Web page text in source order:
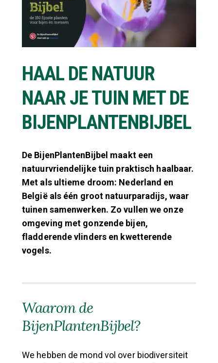
HAAL DE NATUUR
NAAR JE TUIN MET DE
BIJENPLANTENBIJBEL
De BijenPlantenBijbel maakt een
natuurvriendelijke tuin praktisch haalbaar.
Met als ultieme droom: Nederland en
België als één groot natuurparadijs, waar
tuinen samenwerken. Zo vullen we onze
omgeving met gonzende bijen,
fladderende vlinders en kwetterende
vogels.
Waarom de
BijenPlantenBijbel?
We hebben de mond vol over biodiversiteit